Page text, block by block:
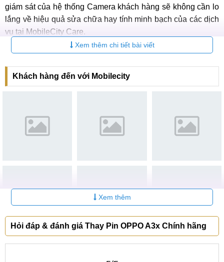
giám sát của hệ thống Camera khách hàng sẽ không cần lo
lắng về hiệu quả sửa chữa hay tính minh bạch của các dịch
vụ tại MobileCity Care.
Hệ thống MobileCity Care trên toàn quốc
Với chất lượng vượt trội nhưng giá dịch vụ tại trung tâm lại
Chúng tôi tự tin có thể làm hài lòng tất cả khách hàng, kể cả
các vị khách khó tính nhất. Đến trung tâm để được đội ngũ
CN 1:120 Thái Hà, Q. Đống Đa
Hotline:037.437.9999- Đường đi:Xem bản đồ
Xem thêm chi tiết bài viết
Khách hàng đến với Mobilecity
Xem thêm
Hỏi đáp & đánh giá Thay Pin OPPO A3x Chính hãng